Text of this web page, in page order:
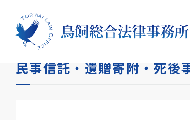
HOME
民事信託・遺贈寄附・死後